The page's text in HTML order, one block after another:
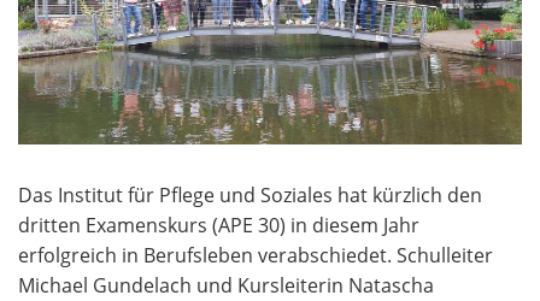
Das Institut für Pflege und Soziales hat kürzlich den
dritten Examenskurs (APE 30) in diesem Jahr
erfolgreich in Berufsleben verabschiedet. Schulleiter
Michael Gundelach und Kursleiterin Natascha